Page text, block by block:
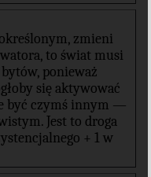
zmieni
to świat musi
ponieważ
się aktywować
być czymś innym —
Jest to droga
+ 1 w